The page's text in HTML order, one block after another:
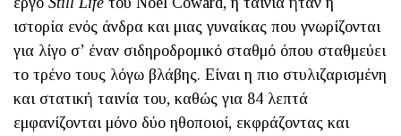
ιστορία ενός άνδρα και μιας γυναίκας που γνωρίζονται
για λίγο σ’ έναν σιδηροδρομικό σταθμό όπου σταθμεύει
το τρένο τους λόγω βλάβης. Είναι η πιο στυλιζαρισμένη
και στατική ταινία του, καθώς για 84 λεπτά
εμφανίζονται μόνο δύο ηθοποιοί, εκφράζοντας και